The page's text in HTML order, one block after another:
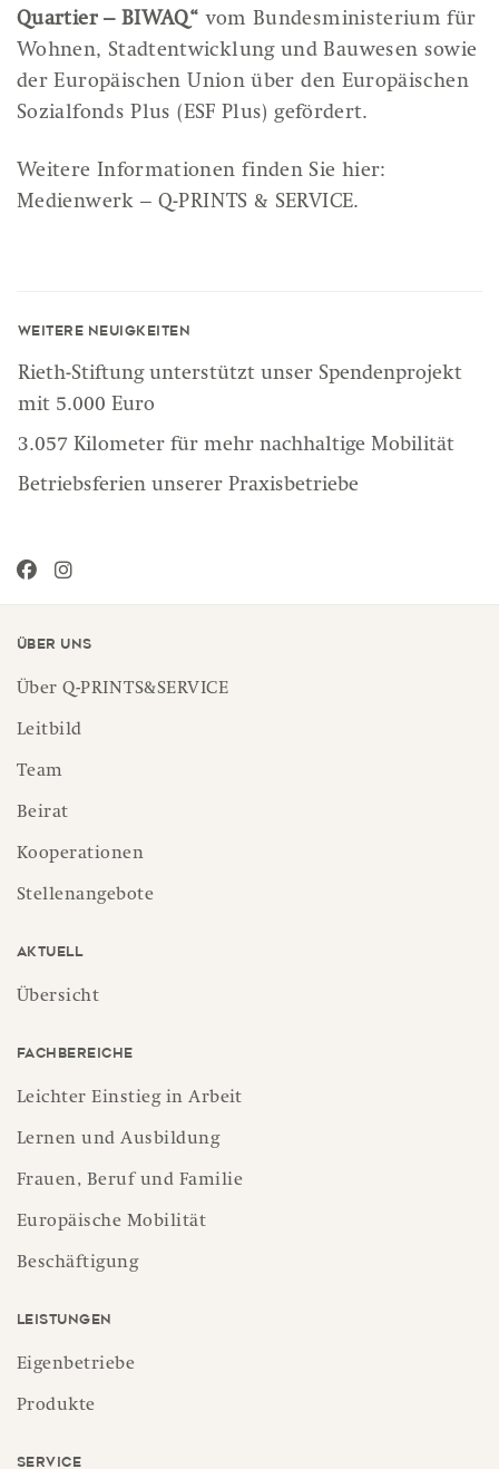
Quartier – BIWAQ“ vom Bundesministerium für
Wohnen, Stadtentwicklung und Bauwesen sowie
der Europäischen Union über den Europäischen
Sozialfonds Plus (ESF Plus) gefördert.
Weitere Informationen finden Sie hier:
Medienwerk – Q-PRINTS & SERVICE.
Weitere Neuigkeiten
Rieth-Stiftung unterstützt unser Spendenprojekt
mit 5.000 Euro
3.057 Kilometer für mehr nachhaltige Mobilität
Betriebsferien unserer Praxisbetriebe
Über uns
Über Q-PRINTS&SERVICE
Leitbild
Team
Beirat
Kooperationen
Stellenangebote
Aktuell
Übersicht
Fachbereiche
Leichter Einstieg in Arbeit
Lernen und Ausbildung
Frauen, Beruf und Familie
Europäische Mobilität
Beschäftigung
Leistungen
Eigenbetriebe
Produkte
Service